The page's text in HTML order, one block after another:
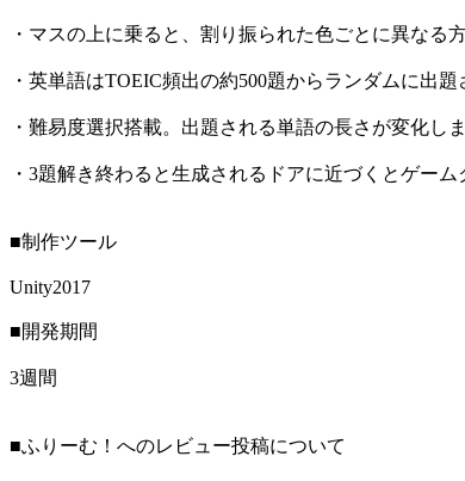
・マスの上に乗ると、割り振られた色ごとに異なる
・英単語はTOEIC頻出の約500題からランダムに出題
・難易度選択搭載。出題される単語の長さが変化しま
・3題解き終わると生成されるドアに近づくとゲー
■制作ツール
Unity2017
■開発期間
3週間
■ふりーむ！へのレビュー投稿について